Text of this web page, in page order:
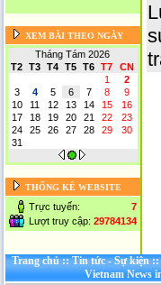
XEM BÀI THEO NGÀY
Tháng Tám 2026
T2
T3 T4 T5 T6 T7
CN
1
2
3
4 5 6 7 8
9
10
11 12 13 14 15
16
17
18 19 20 21 22
23
24
25 26 27 28 29
30
31
THỐNG KÊ WEBSITE
Trực tuyến:
7
Lượt truy cập: 29784134
Trang chủ::Tin tức - Sự kiện
Vietnam News